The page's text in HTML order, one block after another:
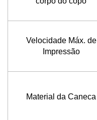
Velocidade Máx. de
Impressão
Material da Caneca